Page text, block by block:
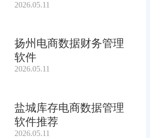
2026.05.11
扬州电商数据财务管理
软件
2026.05.11
盐城库存电商数据管理
软件推荐
2026.05.11